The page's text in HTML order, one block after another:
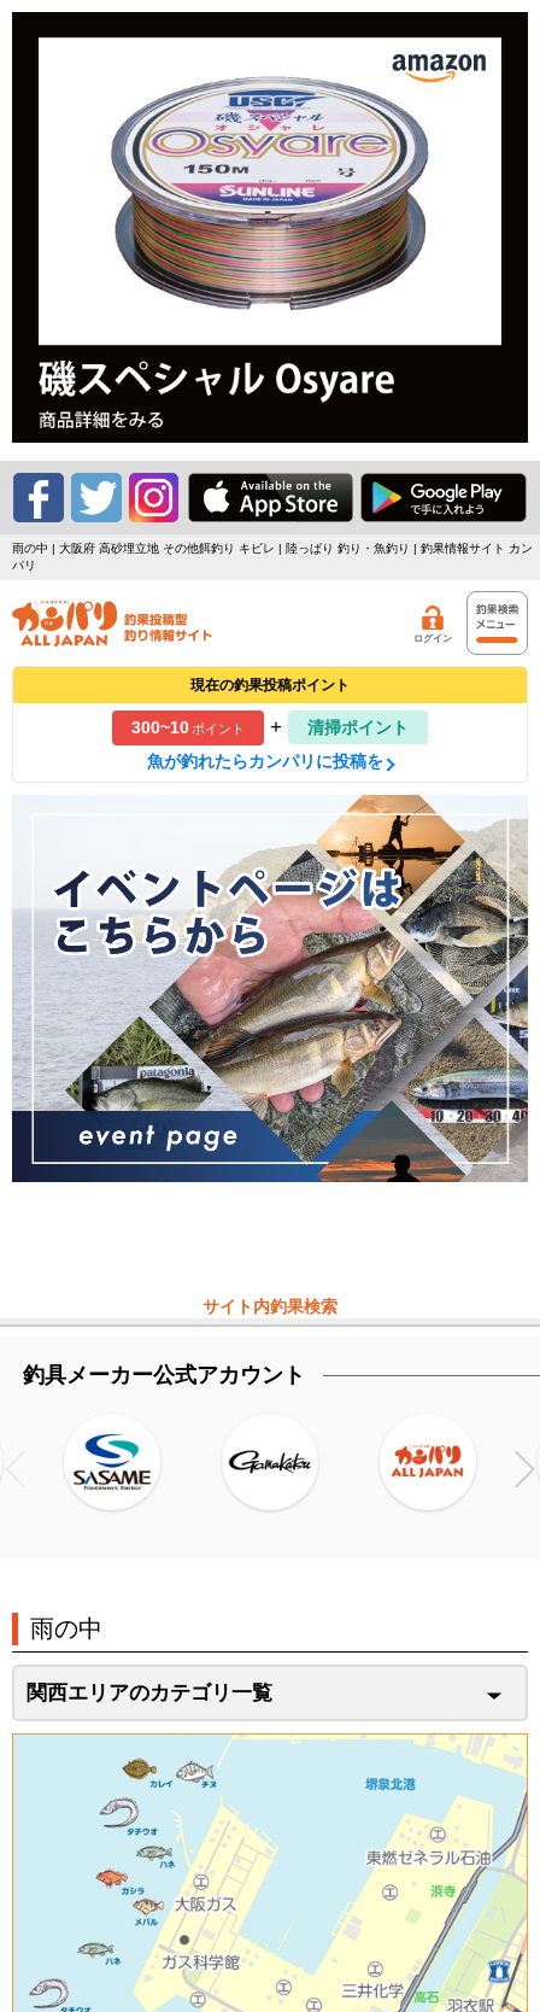
雨の中 | 大阪府 高砂埋立地 その他餌釣り キビレ | 陸っぱり 釣り・魚釣り | 釣果情報サイト カン
パリ
ログイン
現在の釣果投稿ポイント
300~10ポイント +
清掃ポイント
魚が釣れたらカンパリに投稿を
サイト内釣果検索
釣具メーカー公式アカウント
雨の中
関西エリアのカテゴリ一覧